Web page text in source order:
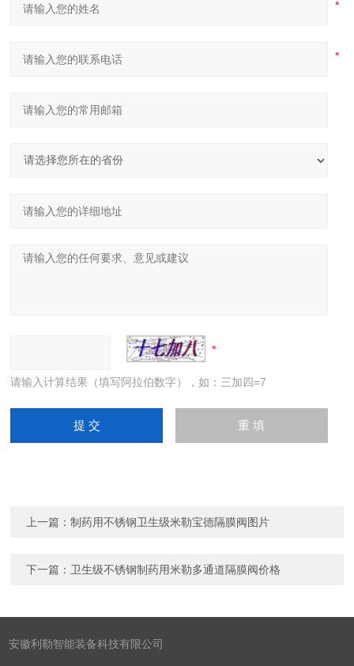
请输入计算结果（填写阿拉伯数字），如：三加四=7
上一篇：制药用不锈钢卫生级米勒宝德隔膜阀图片
下一篇： 卫生级不锈钢制药用米勒多通道隔膜阀价格
安徽利勒智能装备科技有限公司